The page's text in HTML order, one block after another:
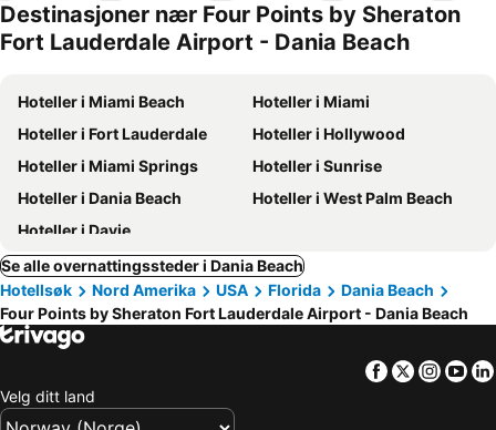
Destinasjoner nær Four Points by Sheraton
Fort Lauderdale Airport - Dania Beach
Hoteller i Miami Beach
Hoteller i Miami
Hoteller i Fort Lauderdale
Hoteller i Hollywood
Hoteller i Miami Springs
Hoteller i Sunrise
Hoteller i Dania Beach
Hoteller i West Palm Beach
Hoteller i Davie
Se alle overnattingssteder i Dania Beach
Hotellsøk
Nord Amerika USA Florida
Dania Beach
Four Points by Sheraton Fort Lauderdale Airport - Dania Beach
Facebook
Twitter
Velg ditt land